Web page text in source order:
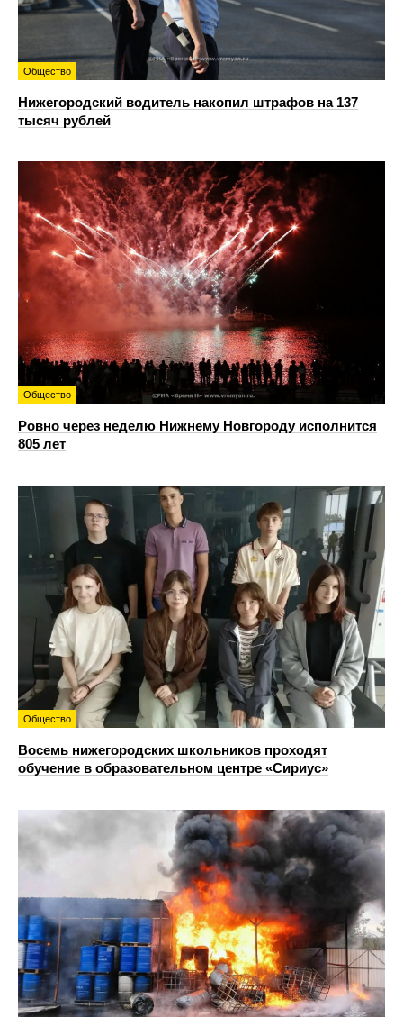
Общество
Нижегородский водитель накопил штрафов на 137
тысяч рублей
Общество
Ровно через неделю Нижнему Новгороду исполнится
805 лет
Общество
Восемь нижегородских школьников проходят
обучение в образовательном центре «Сириус»